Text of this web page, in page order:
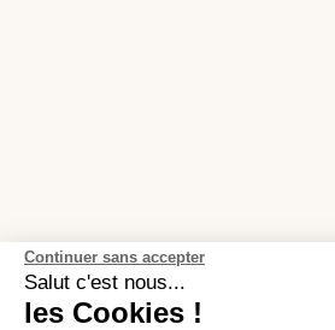
Continuer sans accepter
Salut c'est nous...
les Cookies !